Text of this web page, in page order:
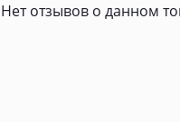
Нет отзывов о данном